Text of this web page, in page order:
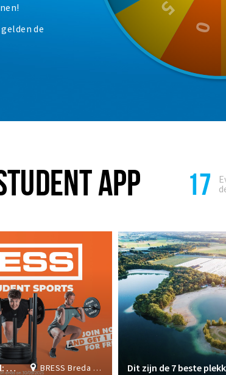
de
APP 17
BRESS Breda Student Sports
Back to School Deal: Join now & get 1 month FREE!